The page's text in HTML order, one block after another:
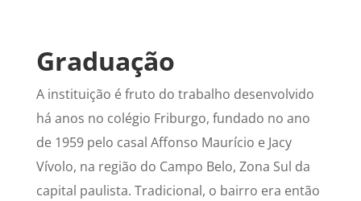
Graduação
A instituição é fruto do trabalho desenvolvido
há anos no colégio Friburgo, fundado no ano
de 1959 pelo casal Affonso Maurício e Jacy
Vívolo, na região do Campo Belo, Zona Sul da
capital paulista. Tradicional, o bairro era então